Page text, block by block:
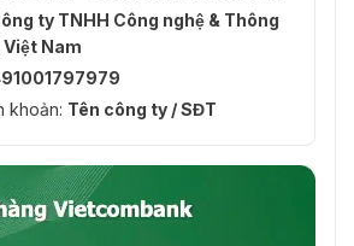
ty TNHH Công nghệ & Thông
Nam
khoản: Tên công ty / SĐT